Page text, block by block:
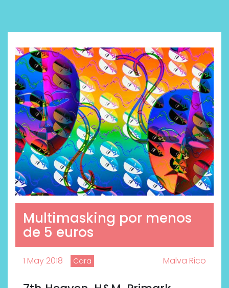
Multimasking por menos
de 5 euros
1 May 2018 Cara Malva Rico